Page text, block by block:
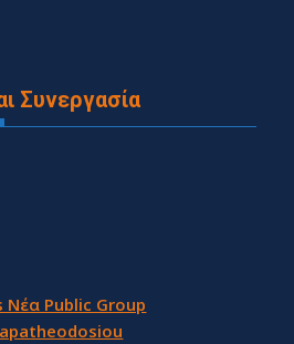
Συνεργασία
Νέα Public Group